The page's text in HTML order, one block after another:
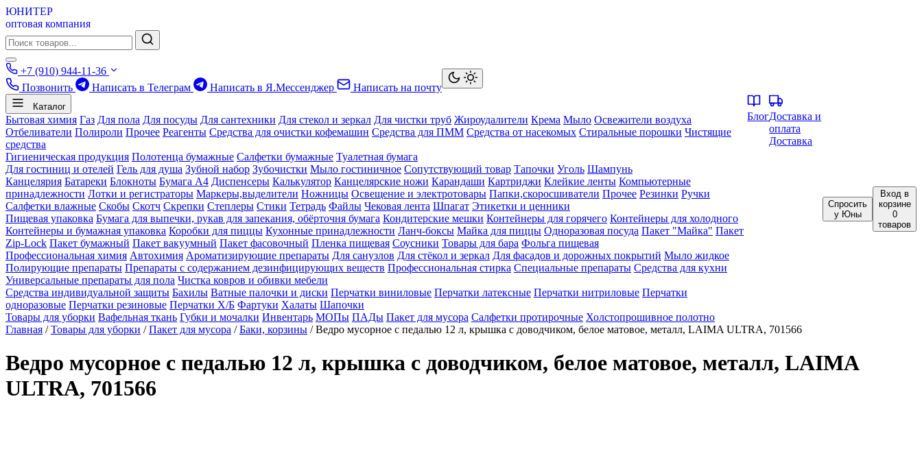
ЮНИТЕР
оптовая компания
+7 (910) 944-11-36
Позвонить
Написать в Телеграм Написать в Я.Мессенджер Написать на почту
Каталог
Бытовая химия Газ Для пола Для посуды Для сантехники Для стекол и зеркал Для чистки труб Жироудалители Крема Мыло Освежители воздуха
Отбеливатели Полироли Прочее Реагенты Средства для очистки кофемашин Средства для ПММ Средства от насекомых Стиральные порошки Чистящие
средства
Гигиеническая продукция Полотенца бумажные Салфетки бумажные Туалетная бумага
Для гостиниц и отелей Гель для душа Зубной набор Зубочистки Мыло гостиничное Сопутствующий товар Тапочки Уголь Шампунь
Канцелярия Батареки Блокноты Бумага А4 Диспенсеры Калькулятор Канцелярские ножи Карандаши Картриджи Клейкие ленты Компьютерные
принадлежности Лотки и регистраторы Маркеры,выделители Ножницы Освещение и электротовары Папки,скоросшиватели Прочее Резинки Ручки
Салфетки влажные Скобы Скотч Скрепки Степлеры Стики Тетрадь Файлы Чековая лента Шпагат Этикетки и ценники
Пищевая упаковка Бумага для выпечки, рукав для запекания, обёрточня бумага Кондитерские мешки Контейнеры для горячего Контейнеры для холодного
Контейнеры и бумажная упаковка Коробки для пиццы Кухонные принадлежности Ланч-боксы Майка для пиццы Одноразовая посуда Пакет "Майка" Пакет
Zip-Lock Пакет бумажный Пакет вакуумный Пакет фасовочный Пленка пищевая Соусники Товары для бара Фольга пищевая
Профессиональная химия Автохимия Ароматизирующие препараты Для санузлов Для стёкол и зеркал Для фасадов и дорожных покрытий Мыло жидкое
Полирующие препараты Препараты с содержанием дезинфицирующих веществ Профессиональная стирка Специальные препараты Средства для кухни
Универсальные препараты для пола Чистка ковров и обивки мебели
Средства индивидуальной защиты Бахилы Ватные палочки и диски Перчатки виниловые Перчатки латексные Перчатки нитриловые Перчатки
одноразовые Перчатки резиновые Перчатки Х/Б Фартуки Халаты Шапочки
Товары для уборки Вафельная ткань Губки и мочалки Инвентарь МОПы ПАДы Пакет для мусора Салфетки протирочные Холстопрошивное полотно
БлогДоставка и
оплата
Доставка
Спросить
у Юны
Вход в
корзине
0
товаров
Главная /Товары для уборки /Пакет для мусора /Баки, корзины / Ведро мусорное с педалью 12 л, крышка с доводчиком, белое матовое, металл, LAIMA ULTRA, 701566
Ведро мусорное с педалью 12 л, крышка с доводчиком, белое матовое, металл, LAIMA
ULTRA, 701566